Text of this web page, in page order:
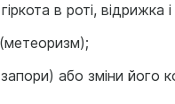
в роті, відрижка
або зміни його